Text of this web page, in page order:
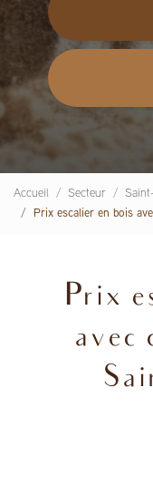
Accueil Secteur
Prix escalier en bois
Prix
avec